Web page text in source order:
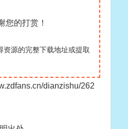
您的打赏！
资源的完整下载地址或提取
dianzishu/262